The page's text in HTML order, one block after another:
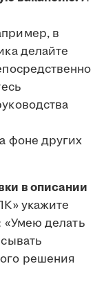
в
делайте
фоне других
в описании
укажите
«Умею делать
решения